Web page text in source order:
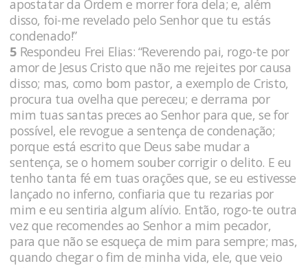
apostatar da Ordem e morrer fora dela; e, além
disso, foi-me revelado pelo Senhor que tu estás
condenado!”
5 Respondeu Frei Elias: “Reverendo pai, rogo-te por
amor de Jesus Cristo que não me rejeites por causa
disso; mas, como bom pastor, a exemplo de Cristo,
procura tua o­velha que pereceu; e derrama por
mim tuas santas preces ao Se­nhor para que, se for
possível, ele revogue a sentença de condena­ção;
porque está escrito que Deus sabe mudar a
sentença, se o ho­mem souber corrigir o delito. E eu
tenho tanta fé em tuas orações que, se eu estivesse
lançado no inferno, confiaria que tu rezarias por
mim e eu sentiria algum alívio. Então, rogo-te outra
vez que recomendes ao Senhor a mim pecador,
para que não se esqueça de mim para sempre; mas,
quando chegar o fim de mi­nha vida, ele, que veio